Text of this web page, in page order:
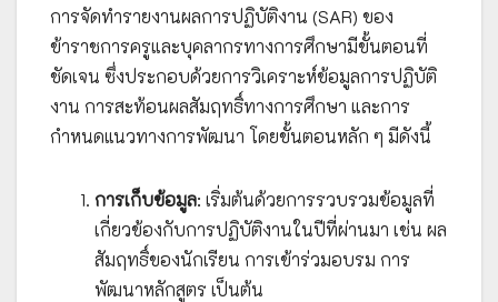
การจัดทำรายงานผลการปฏิบัติงาน (SAR) ของ
ข้าราชการครูและบุคลากรทางการศึกษามีขั้นตอนที่
ชัดเจน ซึ่งประกอบด้วยการวิเคราะห์ข้อมูลการปฏิบัติ
งาน การสะท้อนผลสัมฤทธิ์ทางการศึกษา และการ
กำหนดแนวทางการพัฒนา โดยขั้นตอนหลัก ๆ มีดังนี้
การเก็บข้อมูล: เริ่มต้นด้วยการรวบรวมข้อมูลที่
เกี่ยวข้องกับการปฏิบัติงานในปีที่ผ่านมา เช่น ผล
สัมฤทธิ์ของนักเรียน การเข้าร่วมอบรม การ
พัฒนาหลักสูตร เป็นต้น